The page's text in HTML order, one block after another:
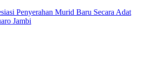
Penyerahan Murid Baru Secara Adat
Jambi